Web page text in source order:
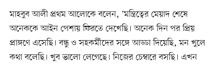
মাহবুব আলী প্রথম আলোকে বলেন, ‘মন্ত্রিত্বের মেয়াদ শেষে
অনেককে আইন পেশায় ফিরতে দেখেছি। অনেক দিন পর প্রিয়
প্রাঙ্গণে এসেছি। বন্ধু ও সহকর্মীদের সঙ্গে আড্ডা দিয়েছি, মন খুলে
কথা বলেছি। খুব ভালো লেগেছে। নিজের চেম্বারে বসছি। এখন